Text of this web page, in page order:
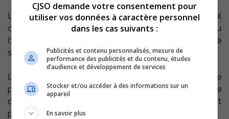
Les membres du Conseil de la MRC de Pierre-De Saurel
ont mandaté la Société de transport adapté de Richelieu
(STAR) pour qu’elle desserve les douze municipalités de
son territoire.
L’instauration de ce service sur l’ensemble du territoire
permet maintenant aux usagers de pouvoir se rendre
dans toutes les municipalités de la MRC, ce qui n’était
pas le cas avant.
CJSO demande votre consentement pour
utiliser vos données à caractère personnel
dans les cas suivants :
Publicités et contenu personnalisés, mesure de
performance des publicités et du contenu, études
d’audience et développement de services
Stocker et/ou accéder à des informations sur un
appareil
En savoir plus